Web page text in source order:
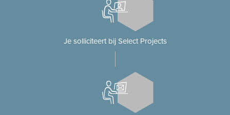
Je solliciteert bij Select Projects